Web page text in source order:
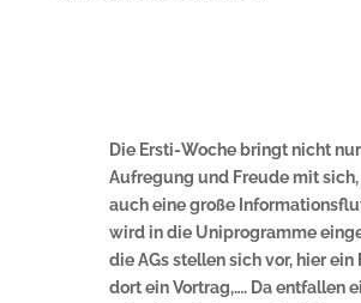
Die Ersti-Woche bringt nicht nur
Aufregung und Freude mit sich,
auch eine große
wird in die Uniprogramme
die AGs stellen sich vor, hier ein
dort ein Vortrag,…. Da entfallen